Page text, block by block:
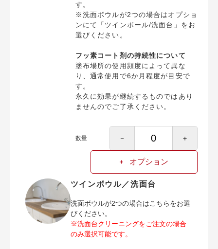
す。
※洗面ボウルが2つの場合はオプショ
ンにて「ツインボール/洗面台」をお
選びください。
フッ素コート剤の持続性について
塗布場所の使用頻度によって異な
り、通常使用で6か月程度が目安で
す。
永久に効果が継続するものではあり
ませんのでご了承ください。
数量 － ＋
オプション
ツインボウル／洗面台
洗面ボウルが2つの場合はこちらをお選
びください。
※洗面台クリーニングをご注文の場合
のみ選択可能です。